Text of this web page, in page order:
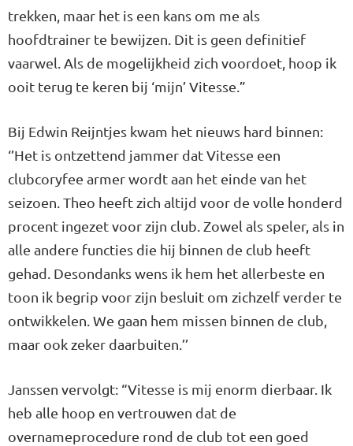
trekken, maar het is een kans om me als
hoofdtrainer te bewijzen. Dit is geen definitief
vaarwel. Als de mogelijkheid zich voordoet, hoop ik
ooit terug te keren bij ‘mijn’ Vitesse.”
Bij Edwin Reijntjes kwam het nieuws hard binnen:
‘’Het is ontzettend jammer dat Vitesse een
clubcoryfee armer wordt aan het einde van het
seizoen. Theo heeft zich altijd voor de volle honderd
procent ingezet voor zijn club. Zowel als speler, als in
alle andere functies die hij binnen de club heeft
gehad. Desondanks wens ik hem het allerbeste en
toon ik begrip voor zijn besluit om zichzelf verder te
ontwikkelen. We gaan hem missen binnen de club,
maar ook zeker daarbuiten.’’
Janssen vervolgt: “Vitesse is mij enorm dierbaar. Ik
heb alle hoop en vertrouwen dat de
overnameprocedure rond de club tot een goed